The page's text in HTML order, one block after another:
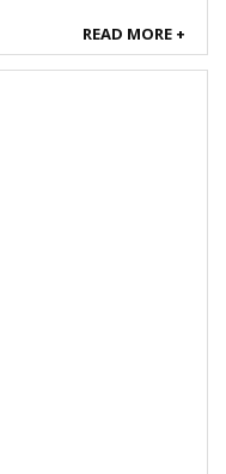
учиться и
получите. В ...
READ MORE +